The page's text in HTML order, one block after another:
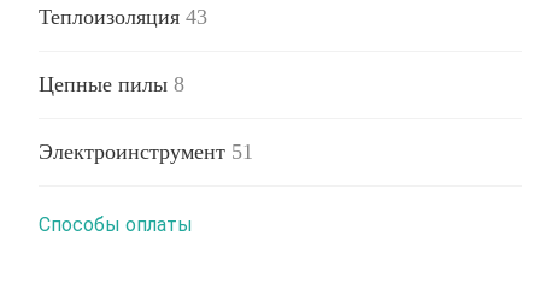
Теплоизоляция 43
Цепные пилы 8
Электроинструмент 51
Способы оплаты